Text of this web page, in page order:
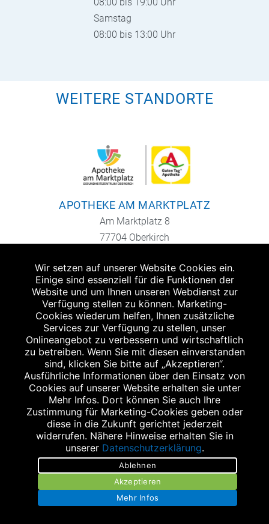
Samstag
08:00 bis 13:00 Uhr
WEITERE STANDORTE
APOTHEKE AM MARKTPLATZ
Am Marktplatz 8
77704 Oberkirch
Fax: 07802 9179570
info@marktplatz-apo.de
RENCHTAL APOTHEKE
Straßburger Straße 6
77728 Oppenau
Tel.: 07804 2024
Fax: 07804 910813
info@renchtal-apo.de
Wir setzen auf unserer Website Cookies ein.
Einige sind essenziell für die Funktionen der
Website und um Ihnen unseren Webdienst zur
Verfügung stellen zu können. Marketing-
Cookies wiederum helfen, Ihnen zusätzliche
Services zur Verfügung zu stellen, unser
Onlineangebot zu verbessern und wirtschaftlich
zu betreiben. Wenn Sie mit diesen einverstanden
sind, klicken Sie bitte auf „Akzeptieren“.
Ausführliche Informationen über den Einsatz von
Cookies auf unserer Website erhalten sie unter
Mehr Infos. Dort können Sie auch Ihre
Zustimmung für Marketing-Cookies geben oder
diese in die Zukunft gerichtet jederzeit
widerrufen. Nähere Hinweise erhalten Sie in
unserer Datenschutzerklärung.
Ablehnen
Akzeptieren
Mehr Infos